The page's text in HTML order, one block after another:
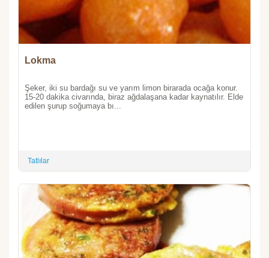
Lokma
Şeker, iki su bardağı su ve yarım limon birarada ocağa konur.
15-20 dakika civarında, biraz ağdalaşana kadar kaynatılır. Elde
edilen şurup soğumaya bı...
Tatlılar